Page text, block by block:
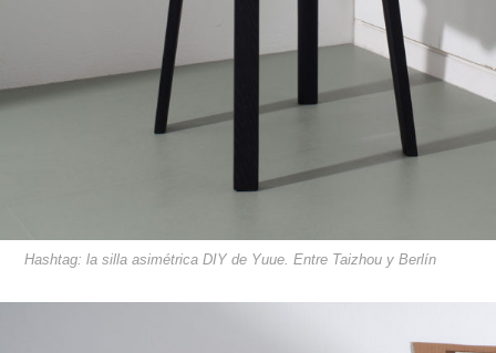
Hashtag: la silla asimétrica DIY de Yuue. Entre Taizhou y Berlín